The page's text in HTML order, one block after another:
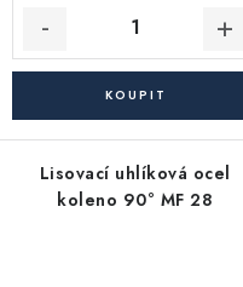
Lisovací uhlíková ocel
koleno 90° MF 28